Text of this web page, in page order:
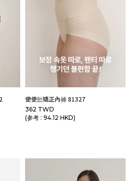
便便肚矯正內褲 81327
362 TWD
(参考 : 94.12 HKD)